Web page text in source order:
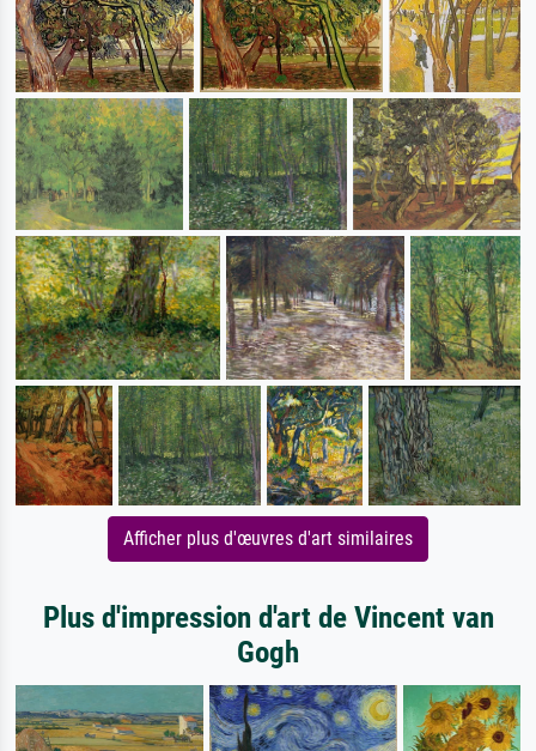
Afficher plus d'œuvres d'art similaires
Plus d'impression d'art de Vincent van
Gogh